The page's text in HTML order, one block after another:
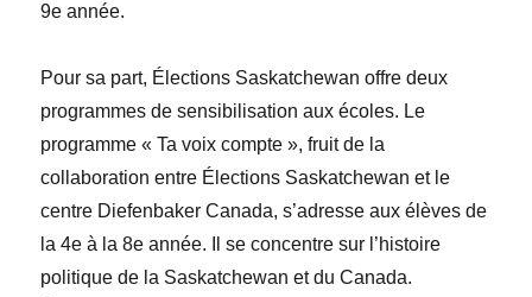
9e année.
Pour sa part, É lections Saskatchewan offre deux
programmes de sensibilisation aux écoles. Le
programme«Ta voix compte », fruit de la
collaboration entre Élections Saskatchewan et le
centre Diefenbaker Canada, s’adresse aux élèves de
la 4e à la 8e année. Il se concentre sur l’histoire
politique de la Saskatchewan et du Canada.